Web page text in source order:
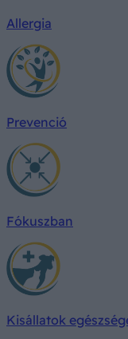
Allergia
Prevenció
Fókuszban
Kisállatok